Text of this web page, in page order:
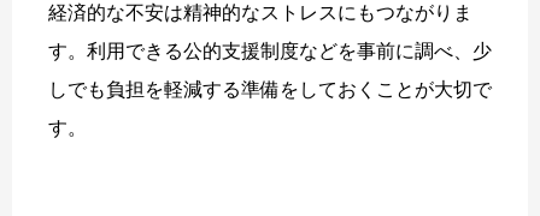
経済的な不安は精神的なストレスにもつながりま
す。利用できる公的支援制度などを事前に調べ、少
しでも負担を軽減する準備をしておくことが大切で
す。